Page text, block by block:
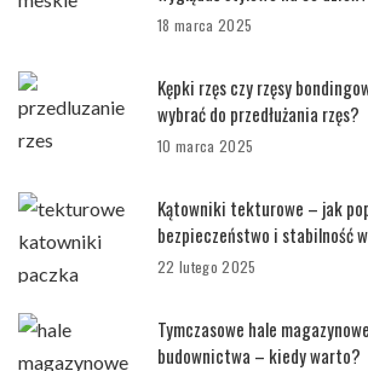
18 marca 2025
Kępki rzęs czy rzęsy
wybrać do przedłużania rzęs?
10 marca 2025
Kątowniki tekturowe – jak
bezpieczeństwo i stabilność
22 lutego 2025
Tymczasowe hale
budownictwa – kiedy warto?